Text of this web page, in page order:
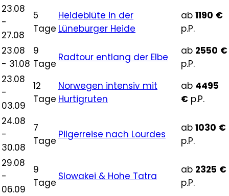
23.08
-
27.08
5
Tage
Heideblüte in der
Lüneburger Heide
ab 1190 €
p.P.
23.08
- 31.08
9
Tage
Radtour entlang der Elbe
ab 2550 €
p.P.
23.08
-
03.09
12
Tage
Norwegen intensiv mit
Hurtigruten
ab 4495
€ p.P.
24.08
-
30.08
7
Tage
Pilgerreise nach Lourdes
ab 1030 €
p.P.
29.08
-
06.09
9
Tage
Slowakei & Hohe Tatra
ab 2325 €
p.P.